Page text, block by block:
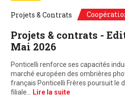
Projets & Contrats
Projets & contrats -
Mai 2026
Ponticelli renforce ses capacités
marché européen des ombrières
français Ponticelli Frères poursuit le
filiale… Lire la suite